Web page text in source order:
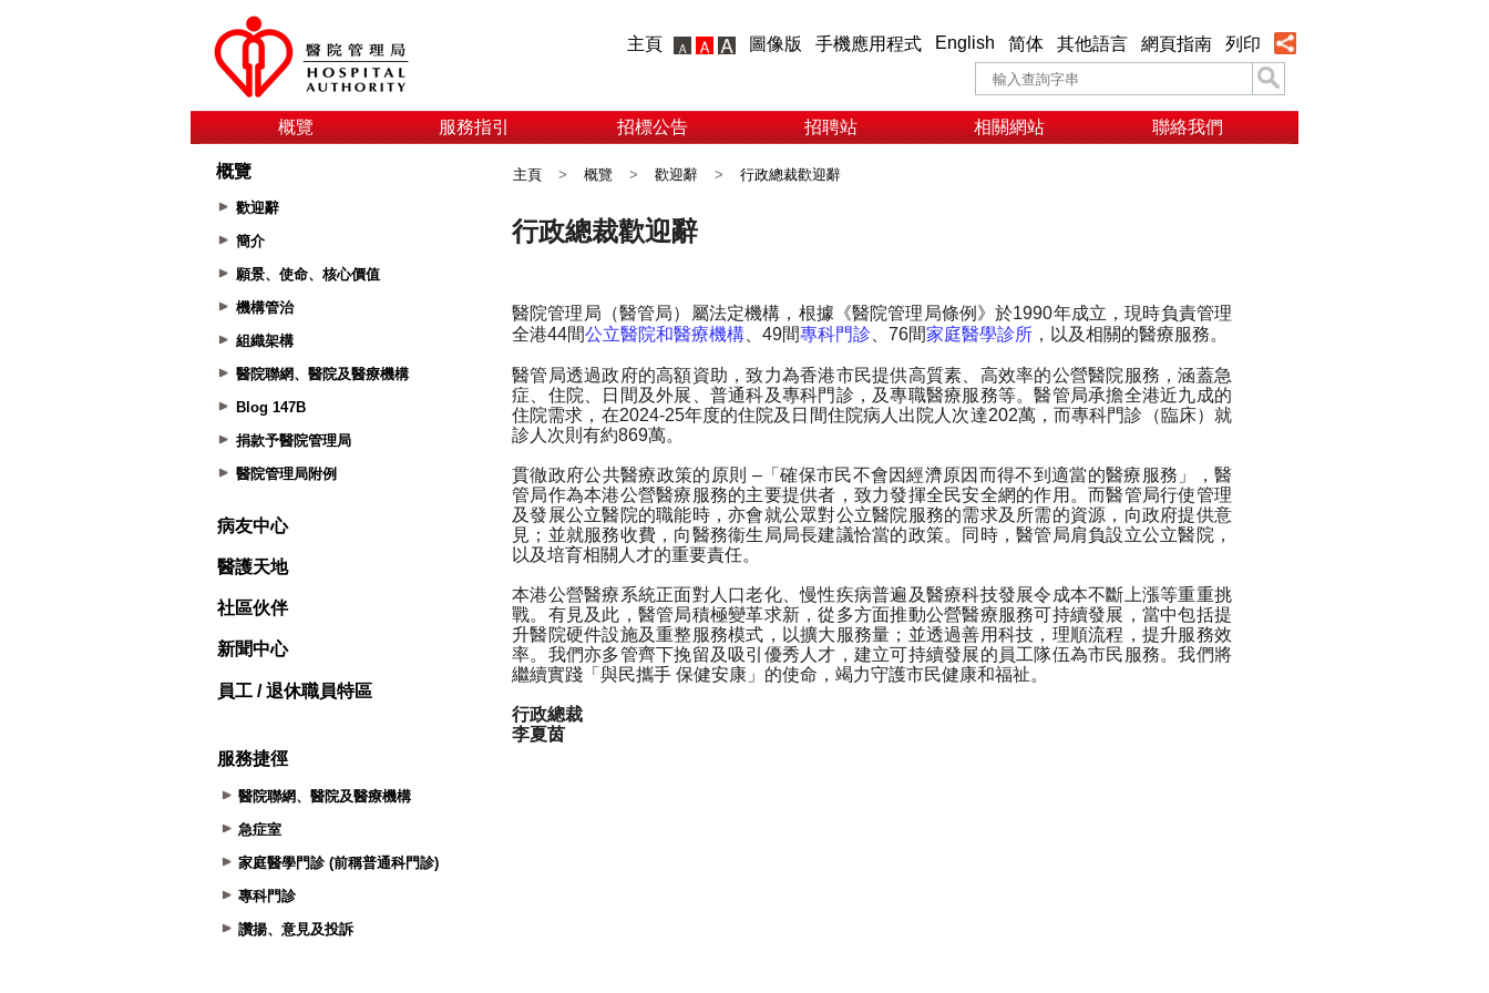
主頁 圖像版 手機應用程式 English 简体 其他語言 網頁指南 列印
概覽 服務指引 招標公告 招聘站 相關網站 聯絡我們
概覽
歡迎辭
簡介
願景、使命、核心價值
機構管治
組織架構
醫院聯網、醫院及醫療機構
Blog 147B
捐款予醫院管理局
醫院管理局附例
病友中心
醫護天地
社區伙伴
新聞中心
員工 / 退休職員特區
服務捷徑
醫院聯網、醫院及醫療機構
急症室
家庭醫學門診 (前稱普通科門診)
專科門診
讚揚、意見及投訴
主頁 > 概覽 > 歡迎辭 > 行政總裁歡迎辭